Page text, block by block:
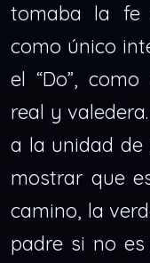
tomaba la fe
como único
el “Do”,
real y
a la unidad de
mostrar que
camino, la
padre si no es